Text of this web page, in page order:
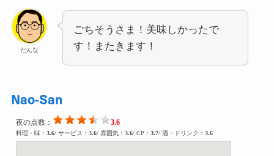
だんな
ごちそうさま！美味しかったで
す！またきます！
Nao-San